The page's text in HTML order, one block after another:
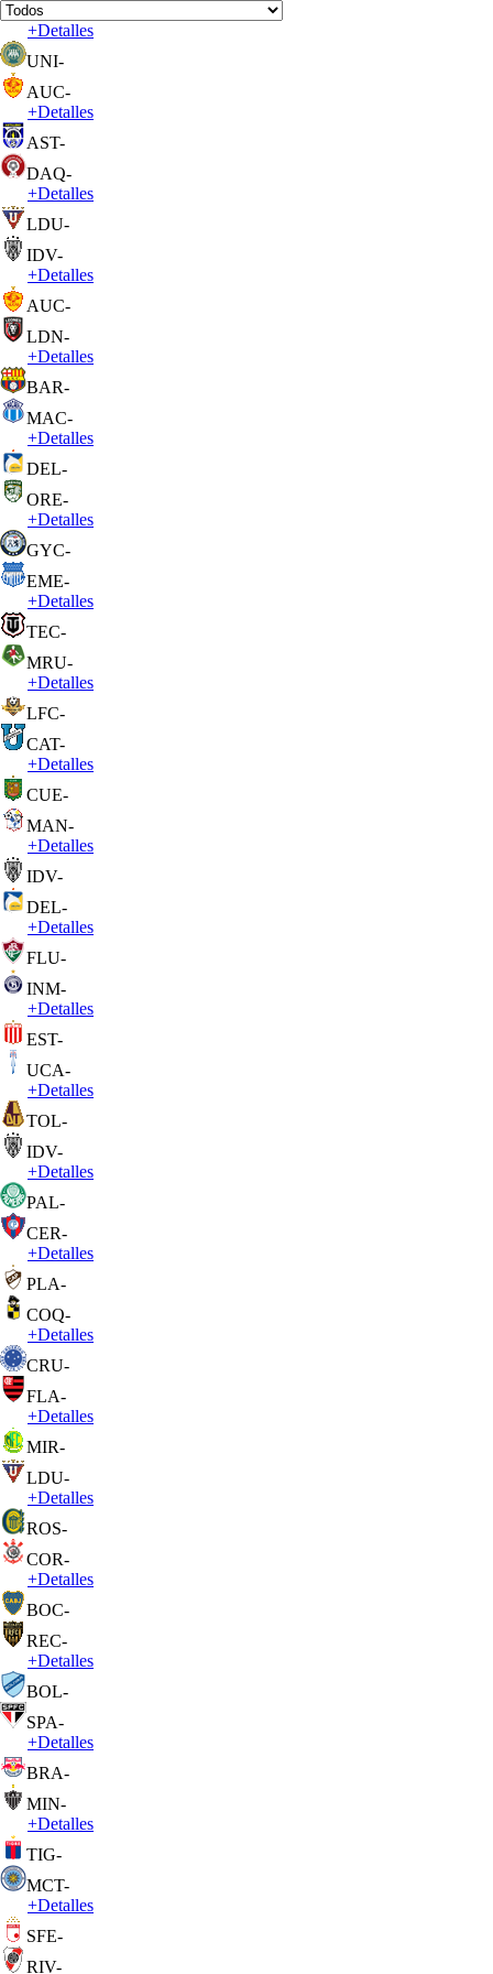
+Detalles
UNI-
AUC-
+Detalles
AST-
DAQ-
+Detalles
LDU-
IDV-
+Detalles
AUC-
LDN-
+Detalles
BAR-
MAC-
+Detalles
DEL-
ORE-
+Detalles
GYC-
EME-
+Detalles
TEC-
MRU-
+Detalles
LFC-
CAT-
+Detalles
CUE-
MAN-
+Detalles
IDV-
DEL-
+Detalles
FLU-
INM-
+Detalles
EST-
UCA-
+Detalles
TOL-
IDV-
+Detalles
PAL-
CER-
+Detalles
PLA-
COQ-
+Detalles
CRU-
FLA-
+Detalles
MIR-
LDU-
+Detalles
ROS-
COR-
+Detalles
BOC-
REC-
+Detalles
BOL-
SPA-
+Detalles
BRA-
MIN-
+Detalles
TIG-
MCT-
+Detalles
SFE-
RIV-